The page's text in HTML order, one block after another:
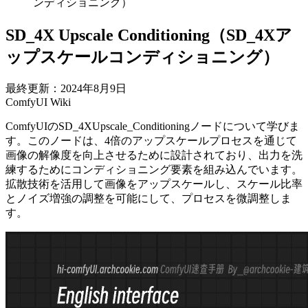
SD_4X Upscale Conditioning（SD_4Xア
ップスケールコンディショニング）
最終更新：2024年8月9日
ComfyUI Wiki
ComfyUIのSD_4XUpscale_Conditioningノードについて学びま
す。このノードは、4倍のアップスケールプロセスを通じて
画像の解像度を向上させるために設計されており、出力を洗
練するためにコンディショニング要素を組み込んでいます。
拡散技術を活用して画像をアップスケールし、スケール比率
とノイズ増強の調整を可能にして、プロセスを微調整しま
す。